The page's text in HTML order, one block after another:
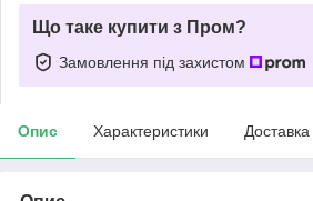
Що таке купити з Пром?
Замовлення під захистом
Опис Характеристики Доставка